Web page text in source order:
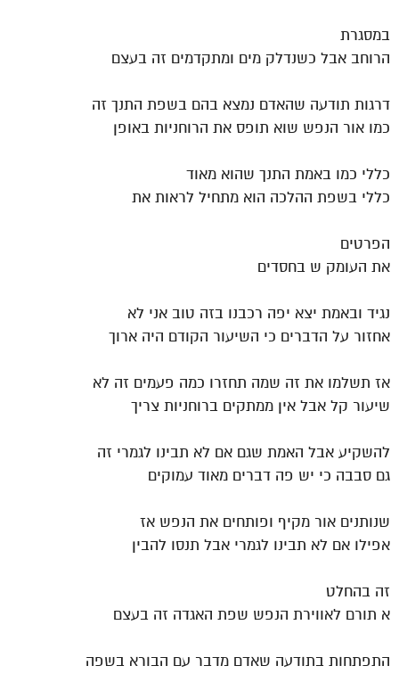
במסגרת
הרוחב אבל כשנדלק מים ומתקדמים זה בעצם
דרגות תודעה שהאדם נמצא בהם בשפת התנך זה
כמו אור הנפש שוא תופס את הרוחניות באופן
כללי כמו באמת התנך שהוא מאוד
כללי בשפת ההלכה הוא מתחיל לראות את
הפרטים
את העומק ש בחסדים
נגיד ובאמת יצא יפה רכבנו בזה טוב אני לא
אחזור על הדברים כי השיעור הקודם היה ארוך
אז תשלמו את זה שמה תחזרו כמה פעמים זה לא
שיעור קל אבל אין ממתקים ברוחניות צריך
להשקיע אבל האמת שגם אם לא תבינו לגמרי זה
גם סבבה כי יש פה דברים מאוד עמוקים
שנותנים אור מקיף ופותחים את הנפש אז
אפילו אם לא תבינו לגמרי אבל תנסו להבין
זה בהחלט
א תורם לאווירת הנפש שפת האגדה זה בעצם
התפתחות בתודעה שאדם מדבר עם הבורא בשפה